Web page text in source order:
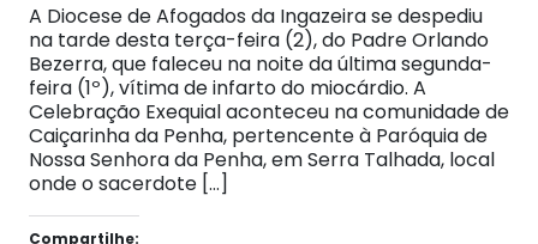
A Diocese de Afogados da Ingazeira se despediu
na tarde desta terça-feira (2), do Padre Orlando
Bezerra, que faleceu na noite da última segunda-
feira (1º), vítima de infarto do miocárdio. A
Celebração Exequial aconteceu na comunidade de
Caiçarinha da Penha, pertencente à Paróquia de
Nossa Senhora da Penha, em Serra Talhada, local
onde o sacerdote […]
Compartilhe: